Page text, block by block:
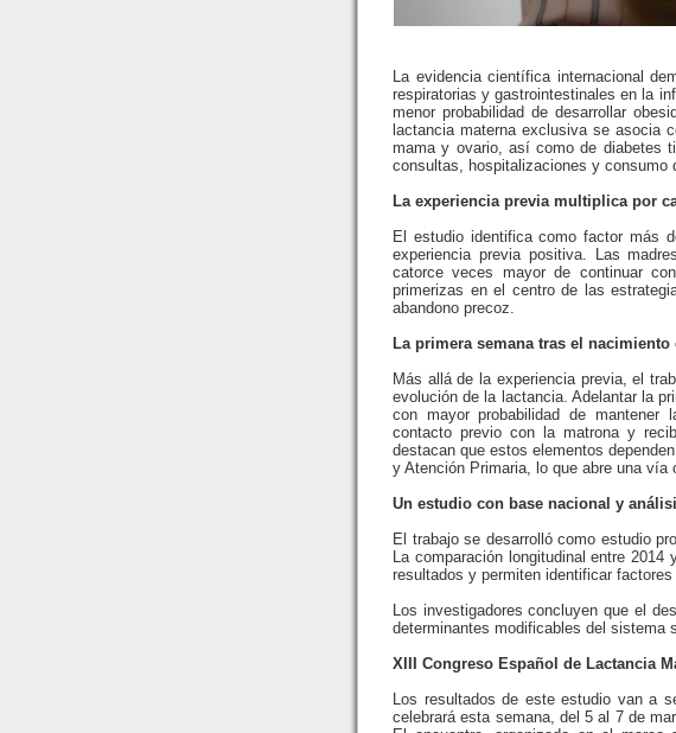
La evidencia científica internacional
respiratorias y gastrointestinales en la
menor probabilidad de desarrollar
lactancia materna exclusiva se asocia
mama y ovario, así como de diabetes
consultas, hospitalizaciones y consumo
La experiencia previa multiplica por
El estudio identifica como factor más
experiencia previa positiva. Las
catorce veces mayor de continuar
primerizas en el centro de las
abandono precoz.
La primera semana tras el nacimiento
Más allá de la experiencia previa, el
evolución de la lactancia. Adelantar la
con mayor probabilidad de mantener
contacto previo con la matrona y
destacan que estos elementos
y Atención Primaria, lo que abre una vía
Un estudio con base nacional y
El trabajo se desarrolló como estudio
La comparación longitudinal entre
resultados y permiten identificar
Los investigadores concluyen que el
determinantes modificables del sistema
XIII Congreso Español de Lactancia
Los resultados de este estudio van a
celebrará esta semana, del 5 al 7 de